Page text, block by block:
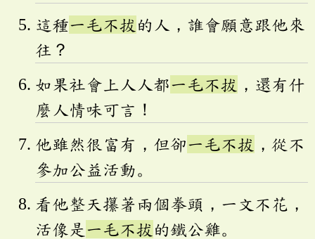
這種一毛不拔 的人，誰會願意跟他來
往？
如果社會上人人都一毛不拔 ，還有什
麼人情味可言！
他雖然很富有，但卻一毛不拔 ，從不
參加公益活動。
看他整天攥著兩個拳頭，一文不花，
活像是 一毛不拔 的鐵公雞。